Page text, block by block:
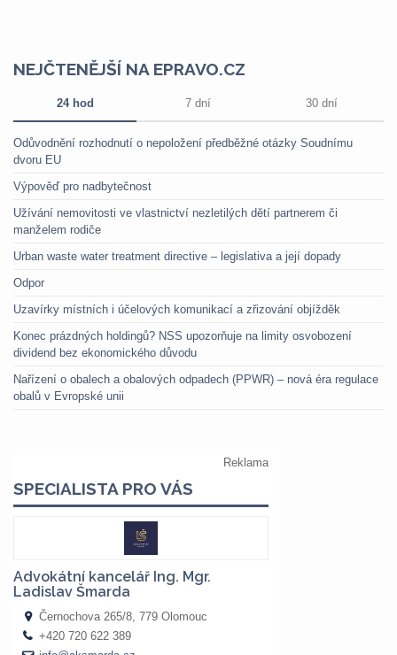
NEJČTENĚJŠÍ NA EPRAVO.CZ
24 hod 7 dní 30 dní
Odůvodnění rozhodnutí o nepoložení předběžné otázky Soudnímu
dvoru EU
Výpověď pro nadbytečnost
Užívání nemovitosti ve vlastnictví nezletilých dětí partnerem či
manželem rodiče
Urban waste water treatment directive – legislativa a její dopady
Odpor
Uzavírky místních i účelových komunikací a zřizování objížděk
Konec prázdných holdingů? NSS upozorňuje na limity osvobození
dividend bez ekonomického důvodu
Nařízení o obalech a obalových odpadech (PPWR) – nová éra regulace
obalů v Evropské unii